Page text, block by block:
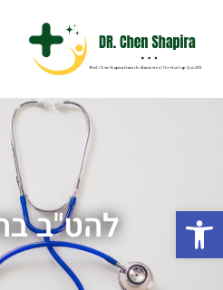
פתח סרגל נגישות להט"ב